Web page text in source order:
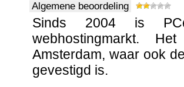
Algemene beoordeling
Sinds 2004 is
webhostingmarkt.
Amsterdam, waar ook
gevestigd is.